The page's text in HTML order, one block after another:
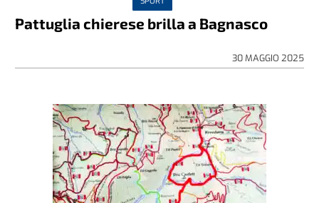
Pattuglia chierese brilla a Bagnasco
30 MAGGIO 2025